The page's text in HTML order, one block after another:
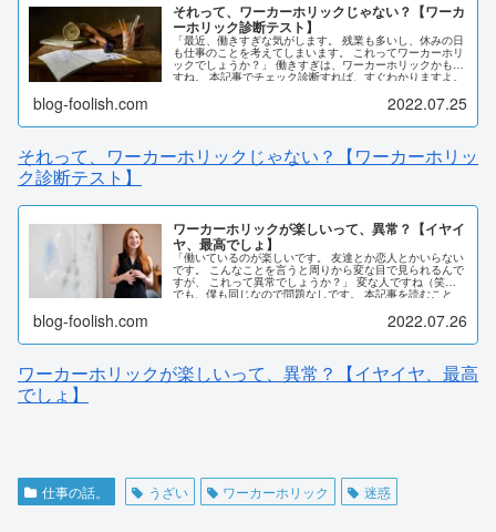
それって、ワーカーホリックじゃない？【ワーカ
ーホリック診断テスト】
「最近、働きすぎな気がします。 残業も多いし、休みの日
も仕事のことを考えてしまいます。 これってワーカーホリ
ックでしょうか？」 働きすぎは、ワーカーホリックかもで
すね。 本記事でチェック診断すれば、すぐわかりますよ。
き、 自分にとってベストな働き方が選べるようになるでし
blog-foolish.com 2022.07.25
それって、ワーカーホリックじゃない？【ワーカーホリッ
ク診断テスト】
ワーカーホリックが楽しいって、異常？【イヤイ
ヤ、最高でしょ】
「働いているのが楽しいです。 友達とか恋人とかいらない
です。 こんなことを言うと周りから変な目で見られるんで
すが、 これって異常でしょうか？」 変な人ですね（笑）
でも、僕も同じなので問題なしです。 本記事を読むこと
の仕事がより楽しいものに変わるでしょう。
blog-foolish.com 2022.07.26
ワーカーホリックが楽しいって、異常？【イヤイヤ、最高
でしょ】
仕事の話。 うざい ワーカーホリック 迷惑